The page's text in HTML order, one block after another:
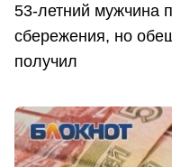
53-летний мужчина
сбережения, но
получил